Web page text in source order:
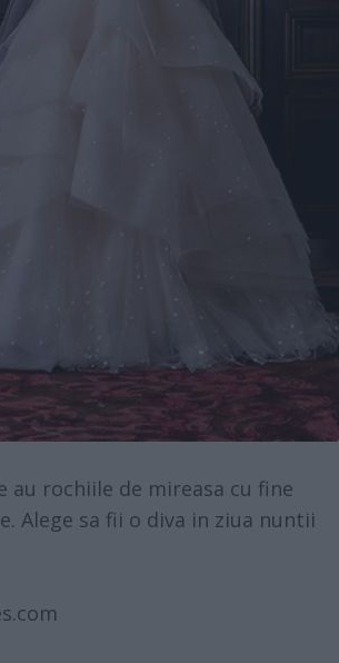
au rochiile de mireasa cu fine
Alege sa fii o diva in ziua nuntii